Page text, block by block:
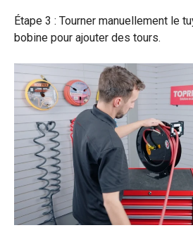
Étape 3 : Tourner manuellement le
bobine pour ajouter des tours.